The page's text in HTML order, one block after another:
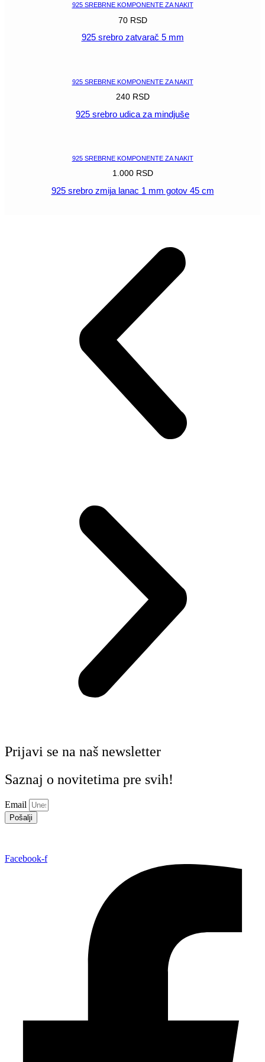
925 SREBRNE KOMPONENTE ZA NAKIT
70 RSD
925 srebro zatvarač 5 mm
925 SREBRNE KOMPONENTE ZA NAKIT
240 RSD
925 srebro udica za mindjuše
925 SREBRNE KOMPONENTE ZA NAKIT
1.000 RSD
925 srebro zmija lanac 1 mm gotov 45 cm
Prijavi se na naš newsletter
Saznaj o novitetima pre svih!
Email
Pošalji
Facebook-f